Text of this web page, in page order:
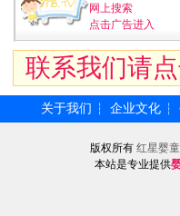
网上搜索
点击广告进入
联系我们请
关于我们 ┆ 企业文化 ┆
版权所有 红星婴
本站是专业提供